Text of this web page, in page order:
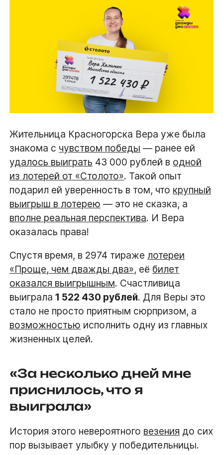
Жительница Красногорска Вера уже была
знакома с чувством победы — ранее ей
удалось выиграть 43 000 рублей в одной
из лотерей от «Столото». Такой опыт
подарил ей уверенность в том, что крупный
выигрыш в лотерею — это не сказка, а
вполне реальная перспектива. И Вера
оказалась права!
Спустя время, в 2974 тираже лотереи
«Проще, чем дважды два», её билет
оказался выигрышным. Счастливица
выиграла1 522 430 рублей. Для Веры это
стало не просто приятным сюрпризом, а
возможностью исполнить одну из главных
жизненных целей.
«За несколько дней мне
приснилось, что я
выиграла»
История этого невероятного везения до сих
пор вызывает улыбку у победительницы.